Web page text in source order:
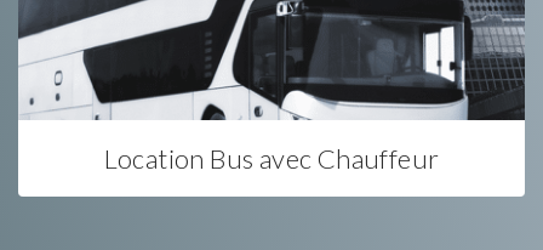
Location Bus avec Chauffeur